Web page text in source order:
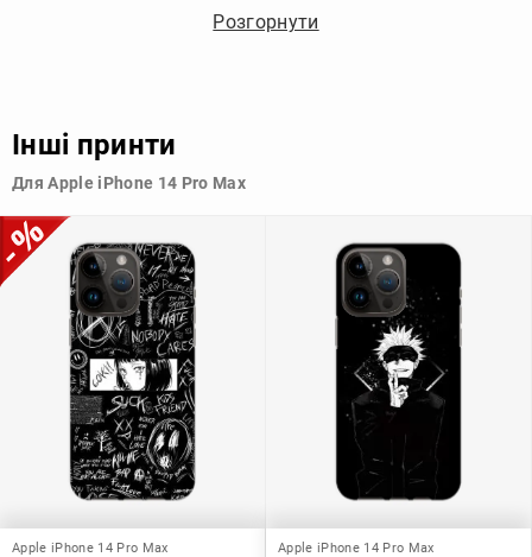
вашого телефону, що особливо важливо для людей, які
стилю та особистому смаку.
Узагалі, чохол для телефону - це дуже корисний аксесуар, який
додати зручності в користуванні.
Розгорнути
Інші принти
Для Apple iPhone 14 Pro Max
Apple iPhone 14 Pro Max Apple iPhone 14 Pro Max